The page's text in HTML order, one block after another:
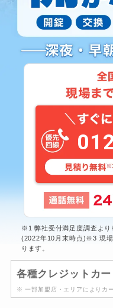
※1 弊社受付満足度調査よ
(2022年10月末時点)※3 現場
ります。
各種クレジットカ
※ 一部加盟店・エリアによりカ